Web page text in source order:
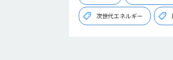
次世代エネルギー